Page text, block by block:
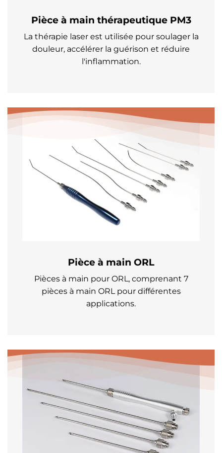
Pièce à main thérapeutique PM3
La thérapie laser est utilisée pour soulager la
douleur, accélérer la guérison et réduire
l'inflammation.
Pièce à main ORL
Pièces à main pour ORL, comprenant 7
pièces à main ORL pour différentes
applications.